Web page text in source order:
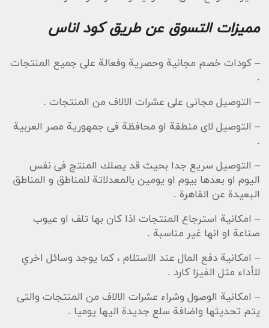
مميزات التسوق عن طريق كود اناس
– كودات خصم مجانية وحصرية وفعالة على جميع المنتجات
.
– التوصيل مجانى على عشرات الالاف من المنتجات .
– التوصيل لاى منطقة او محافظة فى جمهورية مصر العربية
.
– التوصيل سريع جدا بحيث قد يصلك المنتج فى نفس
اليوم او بعدها بيوم او يومين بالمعدلاتة للمناطق و المناطق
البعيدة عن القاهرة .
– امكانية استرجاع المنتجات اذا كان بها تلف او عيوب
صناعة او انها غير مناسبة .
– امكانية دفع المال عند الاستلام ، كما يوجد وسائل اخري
للأداء مثل الفيزا كارد .
– امكانية الوصول وشراء عشرات الالاف من المنتجات والتى
يتم تحديثها واضافة سلع جديدة اليها يوميا .